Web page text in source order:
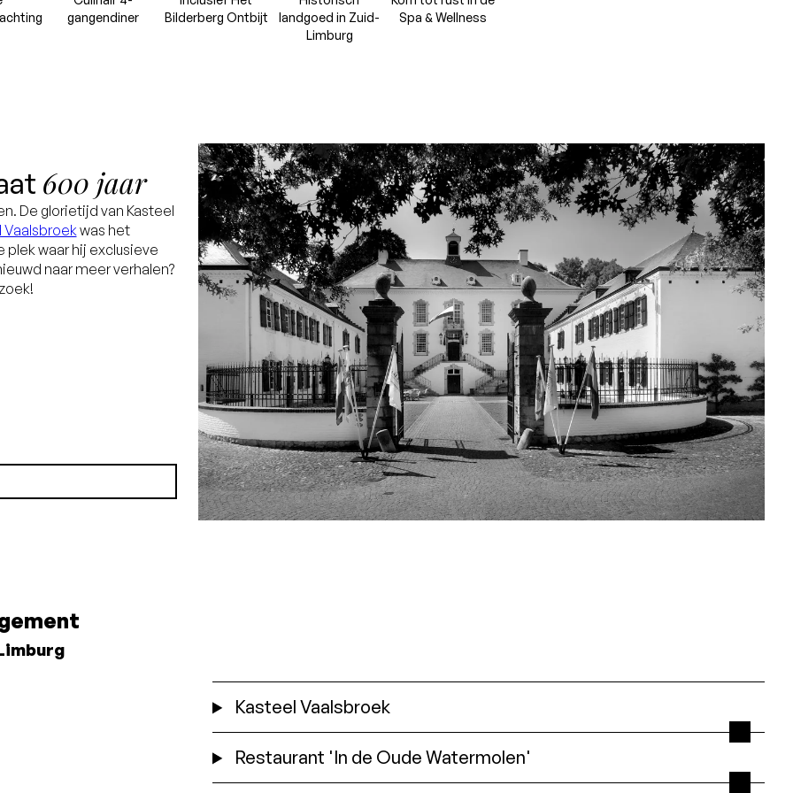
gangendiner
Bilderberg Ontbijt
landgoed in Zuid-
Limburg
Spa & Wellness
600 jaar
De glorietijd van Kasteel
Vaalsbroekwas het
waar hij exclusieve
naar meer verhalen?
Kasteel Vaalsbroek
Restaurant 'In de Oude Watermolen'